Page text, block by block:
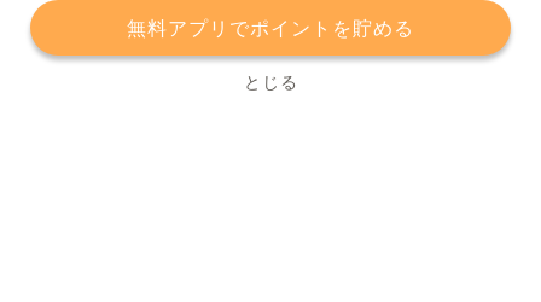
無料アプリでポイントを貯める
とじる
プライバシーポリシー 利用規約
運営会社
サービスに関してのお問い合わせ